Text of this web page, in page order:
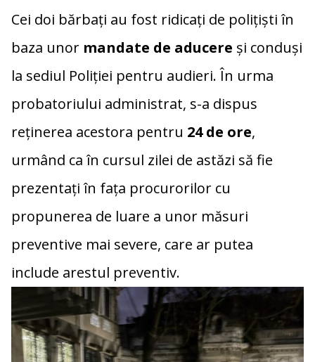
Cei doi bărbați au fost ridicați de polițiști în
baza unor mandate de aducere și conduși
la sediul Poliției pentru audieri. În urma
probatoriului administrat, s-a dispus
reținerea acestora pentru 24 de ore,
urmând ca în cursul zilei de astăzi să fie
prezentați în fața procurorilor cu
propunerea de luare a unor măsuri
preventive mai severe, care ar putea
include arestul preventiv.